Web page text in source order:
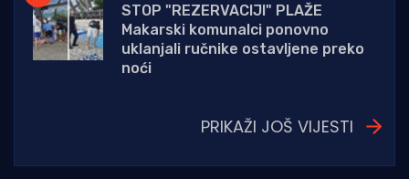
STOP "REZERVACIJI" PLAŽE
Makarski komunalci ponovno
uklanjali ručnike ostavljene preko
noći
PRIKAŽI JOŠ VIJESTI